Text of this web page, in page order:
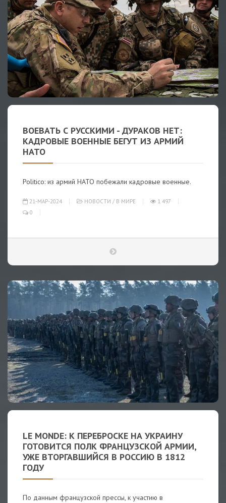
ВОЕВАТЬ С РУССКИМИ - ДУРАКОВ НЕТ:
КАДРОВЫЕ ВОЕННЫЕ БЕГУТ ИЗ АРМИЙ
НАТО
Politico: из армий НАТО побежали кадровые военные.
21-МАР-2024 НОВОСТИ / В МИРЕ
1 497
0
LE MONDE: К ПЕРЕБРОСКЕ НА УКРАИНУ
ГОТОВИТСЯ ПОЛК ФРАНЦУЗСКОЙ АРМИИ,
УЖЕ ВТОРГАВШИЙСЯ В РОССИЮ В 1812
ГОДУ
По данным французской прессы, к участию в